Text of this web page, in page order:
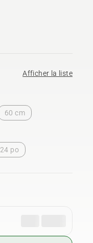
Afficher la liste
60 cm
24 po